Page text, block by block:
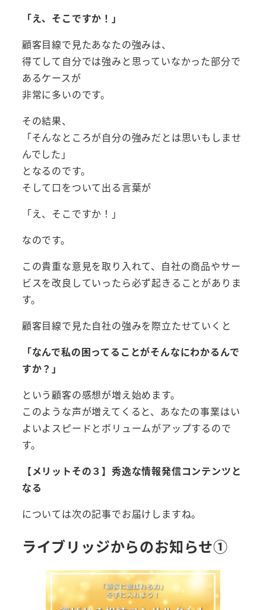
「え、そこですか！」
顧客目線で見たあなたの強みは、
得てして自分では強みと思っていなかった部分で
あるケースが
非常に多いのです。
その結果、
「そんなところが自分の強みだとは思いもしませ
んでした」
となるのです。
そして口をついて出る言葉が
「え、そこですか！」
なのです。
この貴重な意見を取り入れて、自社の商品やサー
ビスを改良していったら必ず起きることがありま
す。
顧客目線で見た自社の強みを際立たせていくと
「なんで私の困ってることがそんなにわかるんで
すか？」
という顧客の感想が増え始めます。
このような声が増えてくると、あなたの事業はい
よいよスピードとボリュームがアップするので
す。
【メリットその３】秀逸な情報発信コンテンツと
なる
については次の記事でお届けしますね。
ライブリッジからのお知らせ①